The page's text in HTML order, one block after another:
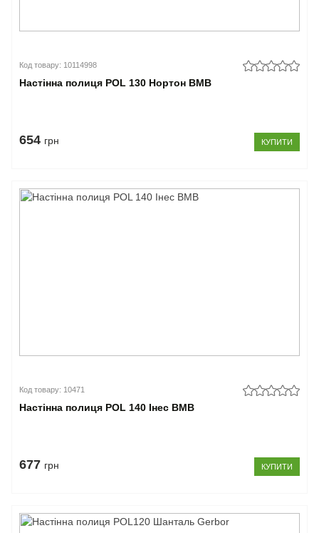
Код товару: 10114998
Настінна полиця POL 130 Нортон ВМВ
654 грн КУПИТИ
Код товару: 10471
Настінна полиця POL 140 Інес ВМВ
677 грн КУПИТИ